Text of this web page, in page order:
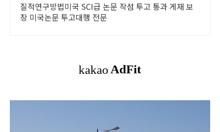
질적연구방법미국 SCI급 논문 작섬 투고 통과 게재 보
장 미국논문 투고대행 전문